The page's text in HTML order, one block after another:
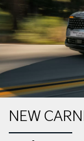
NEW